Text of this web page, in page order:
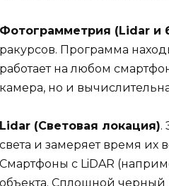
Фотограмметрия (Lidar и
ракурсов. Программа
работает на любом
камера, но и
Lidar (Световая локация).
света и замеряет время их
Смартфоны с LiDAR
объекта. Сплошной черный